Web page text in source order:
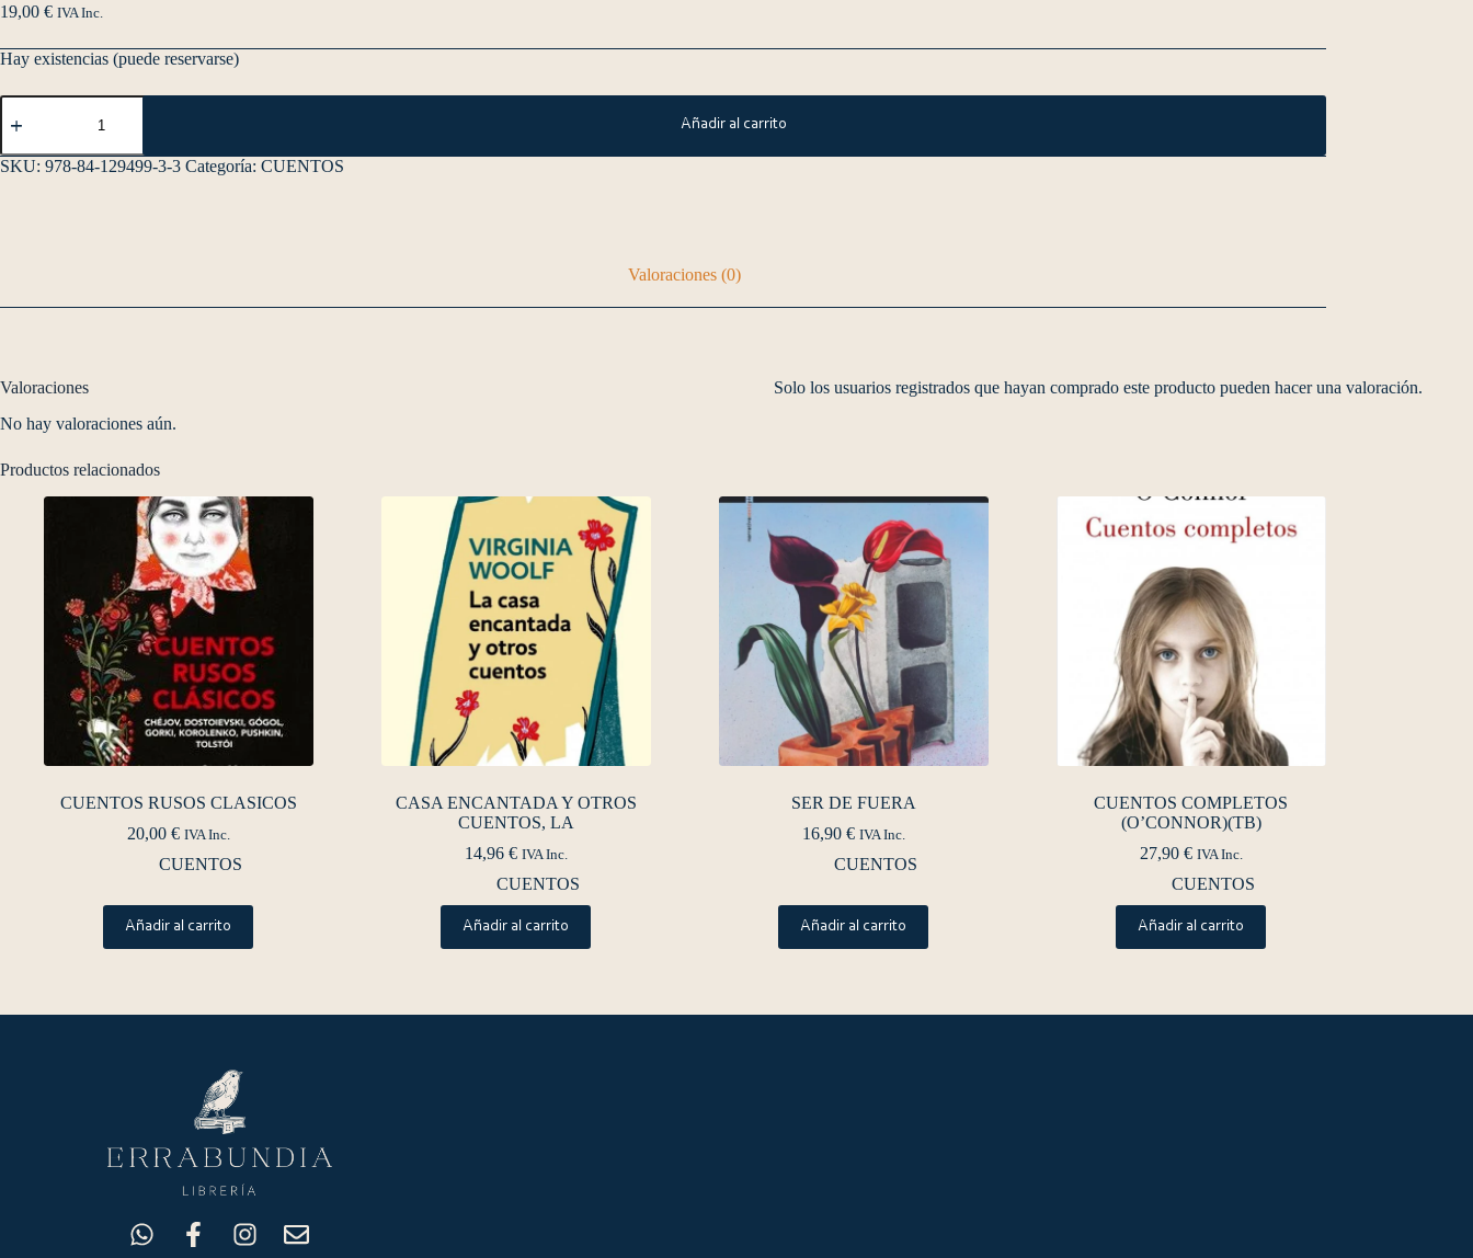
19,00 € IVA Inc.
Hay existencias (puede reservarse)
Añadir al carrito
SKU: 978-84-129499-3-3 Categoría: CUENTOS
Valoraciones (0)
Valoraciones
No hay valoraciones aún.
Solo los usuarios registrados que hayan comprado este producto pueden hacer una valoración.
Productos relacionados
CUENTOS RUSOS CLASICOS
20,00 € IVA Inc.
CUENTOS
Añadir al carrito
CASA ENCANTADA Y OTROS
CUENTOS, LA
14,96 € IVA Inc.
CUENTOS
Añadir al carrito
SER DE FUERA
16,90 € IVA Inc.
CUENTOS
Añadir al carrito
CUENTOS COMPLETOS
(O’CONNOR)(TB)
27,90 € IVA Inc.
CUENTOS
Añadir al carrito